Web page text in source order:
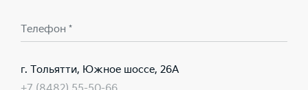
Телефон *
г. Тольятти, Южное шоссе, 26А